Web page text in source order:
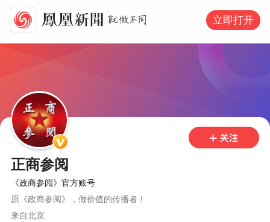
立即打开
正商参阅
《政商参阅》官方账号
原《政商参阅》，做价值的传播者！
来自北京